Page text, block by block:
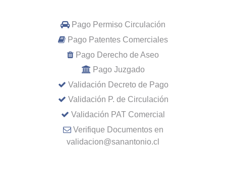
Pago Permiso Circulación
Pago Patentes Comerciales
Pago Derecho de Aseo
Pago Juzgado
Validación Decreto de Pago
Validación P. de Circulación
Validación PAT Comercial
Verifique Documentos en
validacion@sanantonio.cl